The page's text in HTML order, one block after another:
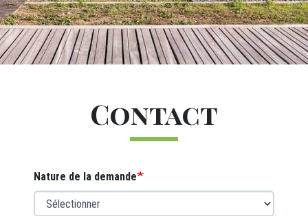
Contact
Webform
Nature de la demande